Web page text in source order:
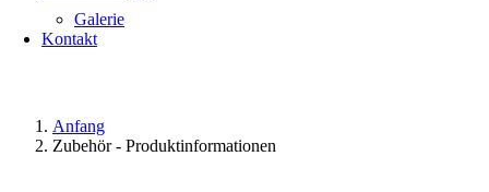
Galerie
Kontakt
Anfang
Zubehör - Produktinformationen